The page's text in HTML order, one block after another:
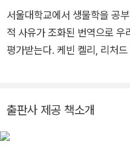
지지를 받았다.
서울대학교에서 생물학을 공
적 사유가 조화된 번역으로
평가받는다. 케빈 켈리, 리처
다. 저서로는 『바스커빌가의 개
『인간 본성에 대하여』, 『우리
출판사 제공 책소개